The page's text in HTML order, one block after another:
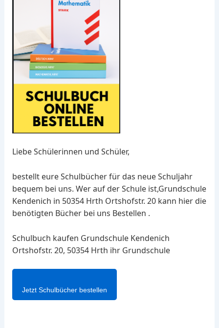
Liebe Schülerinnen und Schüler,
bestellt eure Schulbücher für das neue Schuljahr
bequem bei uns. Wer auf der Schule ist,Grundschule
Kendenich in 50354 Hrth Ortshofstr. 20 kann hier die
benötigten Bücher bei uns Bestellen .
Schulbuch kaufen Grundschule Kendenich
Ortshofstr. 20, 50354 Hrth ihr Grundschule
Jetzt Schulbücher bestellen